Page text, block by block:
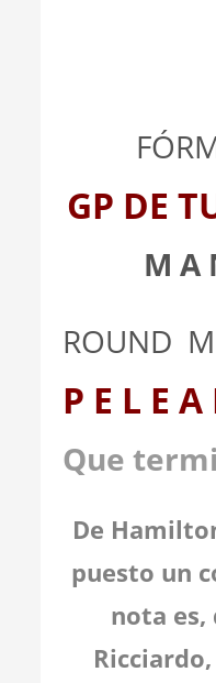
GP DE
M A
ROUND
P E L E
Que
De
puesto un
nota es,